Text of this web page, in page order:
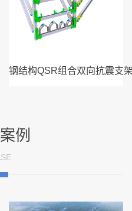
钢结构QSR组合双向抗震支
例